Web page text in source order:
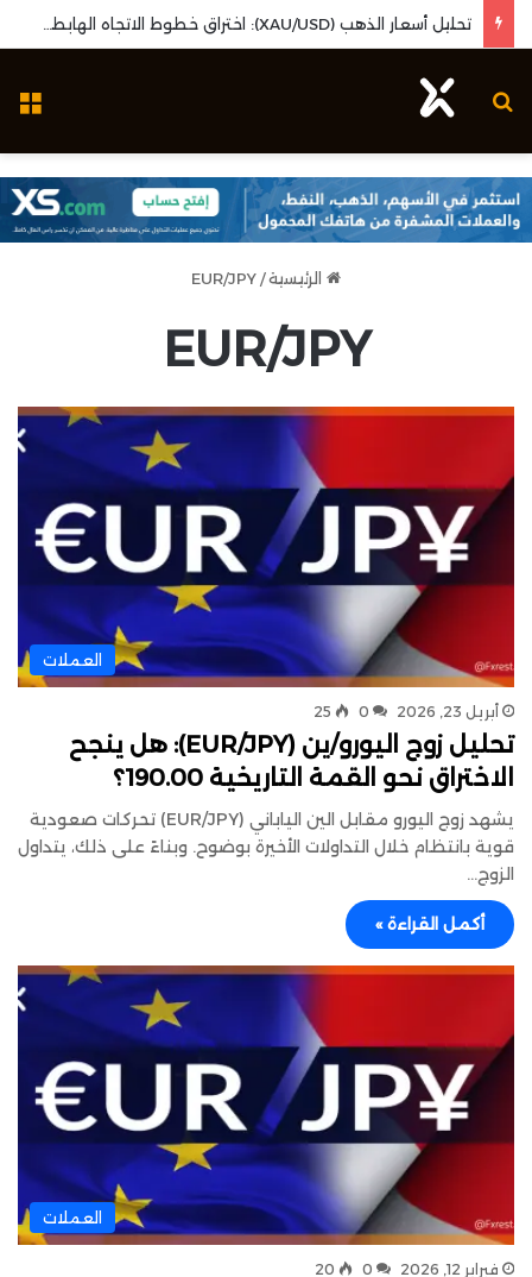
تحليل أسعار الذهب (XAU/USD): اختراق خطوط الاتجاه الهابطة وزخم بيانات البطالة الأمريكية
بحث عن
الرئيسية/
EUR/JPY
EUR/JPY
العملات
أبريل 23, 2026 0
25
تحليل زوج اليورو/ين (EUR/JPY): هل ينجح
الاختراق نحو القمة التاريخية 190.00؟
يشهد زوج اليورو مقابل الين الياباني (EUR/JPY) تحركات صعودية
قوية بانتظام خلال التداولات الأخيرة بوضوح. وبناءً على ذلك، يتداول
الزوج…
أكمل القراءة »
العملات
فبراير 12, 2026 0
20